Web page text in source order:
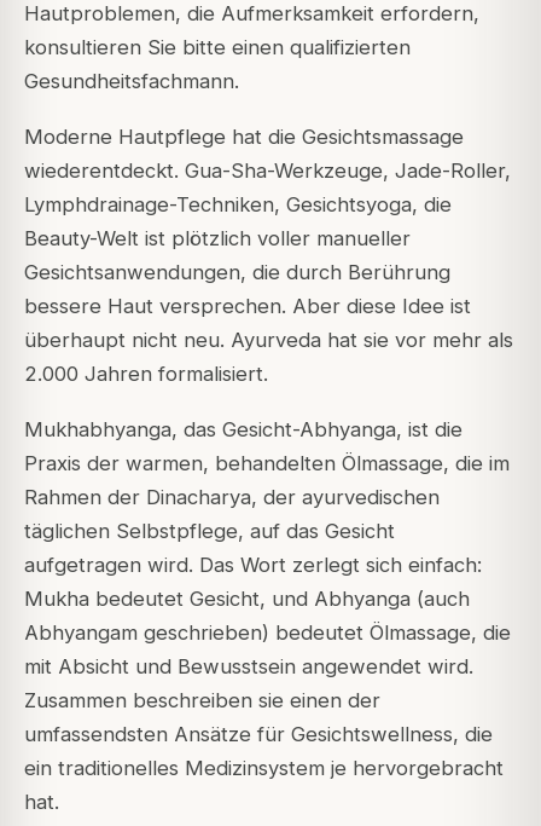
Hautproblemen, die Aufmerksamkeit erfordern,
konsultieren Sie bitte einen qualifizierten
Gesundheitsfachmann.
Moderne Hautpflege hat die Gesichtsmassage
wiederentdeckt. Gua-Sha-Werkzeuge, Jade-Roller,
Lymphdrainage-Techniken, Gesichtsyoga, die
Beauty-Welt ist plötzlich voller manueller
Gesichtsanwendungen, die durch Berührung
bessere Haut versprechen. Aber diese Idee ist
überhaupt nicht neu. Ayurveda hat sie vor mehr als
2.000 Jahren formalisiert.
Mukhabhyanga, das Gesicht-Abhyanga, ist die
Praxis der warmen, behandelten Ölmassage, die im
Rahmen der Dinacharya, der ayurvedischen
täglichen Selbstpflege, auf das Gesicht
aufgetragen wird. Das Wort zerlegt sich einfach:
Mukha bedeutet Gesicht, und Abhyanga (auch
Abhyangam geschrieben) bedeutet Ölmassage, die
mit Absicht und Bewusstsein angewendet wird.
Zusammen beschreiben sie einen der
umfassendsten Ansätze für Gesichtswellness, die
ein traditionelles Medizinsystem je hervorgebracht
hat.